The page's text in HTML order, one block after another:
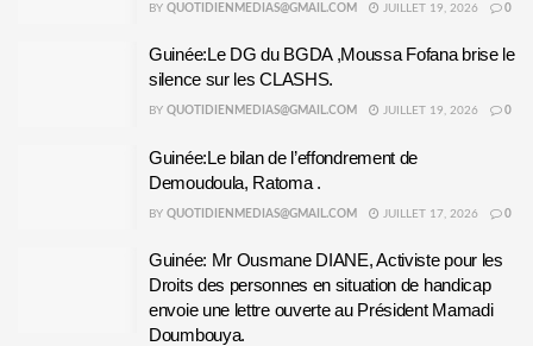
BY QUOTIDIENMEDIAS@GMAIL.COM JUILLET 19, 2026 0
Guinée:Le DG du BGDA ,Moussa Fofana brise le
silence sur les CLASHS.
BY QUOTIDIENMEDIAS@GMAIL.COM JUILLET 19, 2026 0
Guinée:Le bilan de l’effondrement de
Demoudoula, Ratoma .
BY QUOTIDIENMEDIAS@GMAIL.COM JUILLET 17, 2026 0
Guinée: Mr Ousmane DIANE, Activiste pour les
Droits des personnes en situation de handicap
envoie une lettre ouverte au Président Mamadi
Doumbouya.